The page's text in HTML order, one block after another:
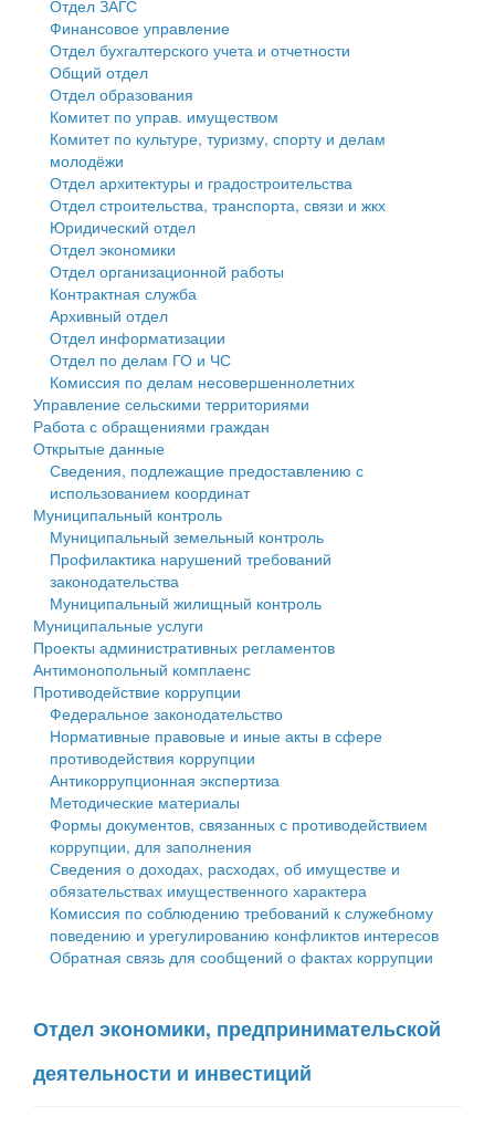
Государственные услуги
Промышленность и АПК
Экономика и бизнес
Символика
Устав
Гостям округа
Туризм
Культура
Образование
Здравоохранение
Социальная защита
Фотоальбом
муниципального округа Тверской области
Администрация Кашинского муниципального округа
Тверской области
Управление сельскими территориями
Открытые данные
Работа с обращениями граждан
Муниципальный контроль
Муниципальные услуги
Проекты административных регламентов
Антимонопольный комплаенс
Противодействие коррупции
Финансовое управление
Бюджет для граждан
Имущество
Выявление правообладателей ранее учтенных
объектов недвижимости
Имущественная поддержка субъектов малого и
среднего предпринимательства
Информационная поддержка субъектов малого и
среднего предпринимательства
Муниципальные программы
Контрольно-счетная палата
Персональные данные
Оценка регулирующего воздействия
Деятельность МУ
Нормативы градостроительного проектирования
Правила землепользования и застройки
Генеральные планы
Проекты планировки территории
Собрание депутатов
Городское поселение
Сельские поселения
Отдел ЗАГС
Финансовое управление
Отдел бухгалтерского учета и отчетности
Общий отдел
Отдел образования
Комитет по управ. имуществом
Комитет по культуре, туризму, спорту и делам
молодёжи
Отдел архитектуры и градостроительства
Отдел строительства, транспорта, связи и жкх
Юридический отдел
Отдел экономики
Отдел организационной работы
Контрактная служба
Архивный отдел
Отдел информатизации
Отдел по делам ГО и ЧС
Комиссия по делам несовершеннолетних
Управление сельскими территориями
Работа с обращениями граждан
Открытые данные
Сведения, подлежащие предоставлению с
использованием координат
Муниципальный контроль
Муниципальный земельный контроль
Профилактика нарушений требований
законодательства
Муниципальный жилищный контроль
Муниципальные услуги
Проекты административных регламентов
Антимонопольный комплаенс
Противодействие коррупции
Федеральное законодательство
Нормативные правовые и иные акты в сфере
противодействия коррупции
Антикоррупционная экспертиза
Методические материалы
Формы документов, связанных с противодействием
коррупции, для заполнения
Сведения о доходах, расходах, об имуществе и
обязательствах имущественного характера
Комиссия по соблюдению требований к служебному
поведению и урегулированию конфликтов интересов
Обратная связь для сообщений о фактах коррупции
Отдел экономики, предпринимательской
деятельности и инвестиций